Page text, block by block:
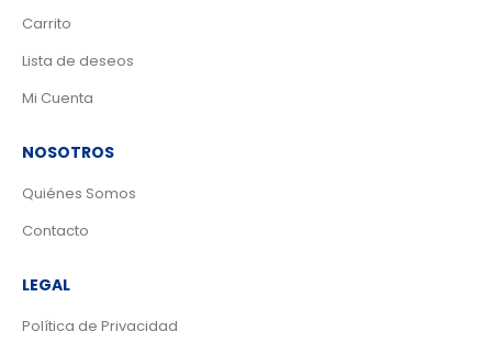
Carrito
Lista de deseos
Mi Cuenta
NOSOTROS
Quiénes Somos
Contacto
LEGAL
Política de Privacidad